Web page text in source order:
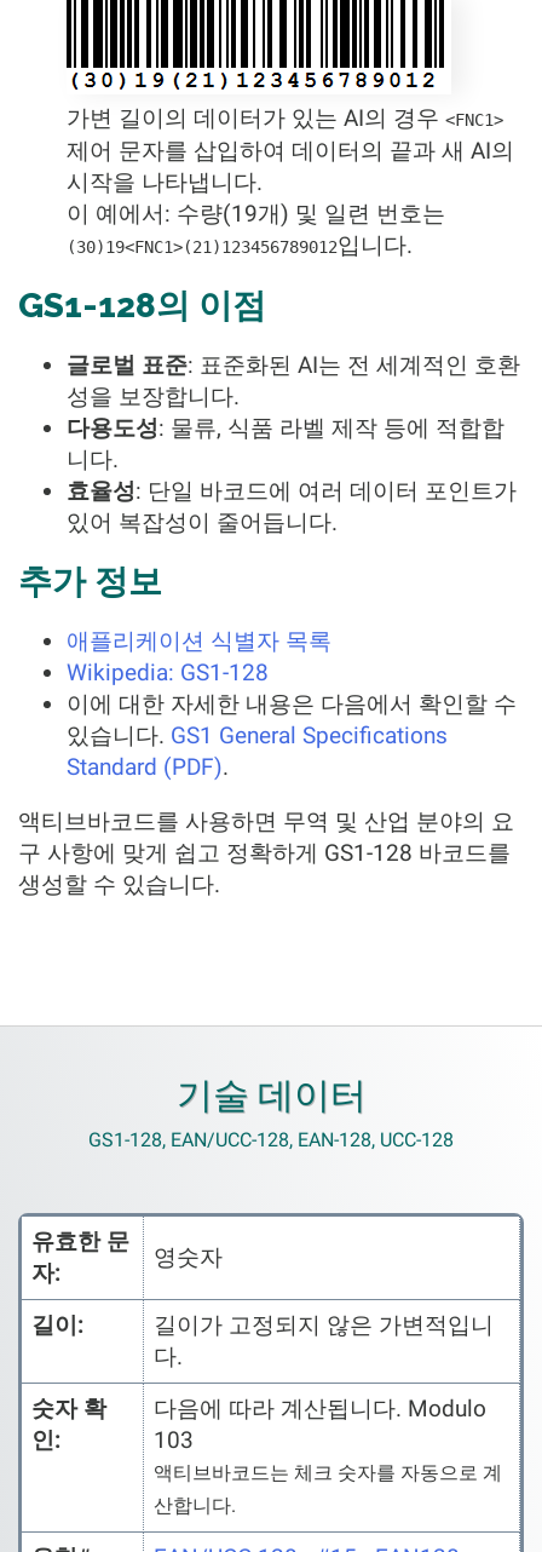
가변 길이의 데이터가 있는 AI의 경우 <FNC1>
제어 문자를 삽입하여 데이터의 끝과 새 AI의
시작을 나타냅니다.
이 예에서: 수량(19개) 및 일련 번호는
(30)19<FNC1>(21)123456789012입니다.
GS1-128의 이점
글로벌 표준: 표준화된 AI는 전 세계적인 호환
성을 보장합니다.
다용도성: 물류, 식품 라벨 제작 등에 적합합
니다.
효율성: 단일 바코드에 여러 데이터 포인트가
있어 복잡성이 줄어듭니다.
추가 정보
애플리케이션 식별자 목록
Wikipedia: GS1-128
이에 대한 자세한 내용은 다음에서 확인할 수
있습니다. GS1 General Specifications
Standard (PDF).
액티브바코드를 사용하면 무역 및 산업 분야의 요
구 사항에 맞게 쉽고 정확하게 GS1-128 바코드를
생성할 수 있습니다.
기술 데이터
GS1-128, EAN/UCC-128, EAN-128, UCC-128
유효한 문
자:
영숫자
길이:
길이가 고정되지 않은 가변적입니
다.
숫자 확
인:
다음에 따라 계산됩니다. Modulo
103
액티브바코드는 체크 숫자를 자동으로 계
산합니다.